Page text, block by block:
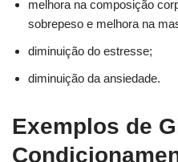
melhora na composição
sobrepeso e melhora na
diminuição do estresse;
diminuição da ansiedade.
Exemplos de